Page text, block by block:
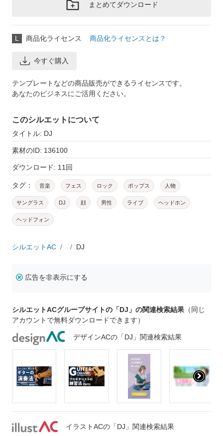
まとめてダウンロード
L 商品化ライセンス 商品化ライセンスとは？
今すぐ購入
テンプレートなどの商品販売ができるライセンスです。
あなたのビジネスにご活用ください。
このシルエットについて
タイトル: DJ
素材のID: 136100
ダウンロード: 11回
タグ： 音楽 フェス ロック ポップス 人物
サングラス DJ 顔 男性 ライブ ヘッドホン
ヘッドフォン
シルエットAC DJ
広告を非表示にする
シルエットACグループサイトの「DJ」の関連検索結果 （同じ
アカウントで無料ダウンロードできます）
デザインACの「DJ」関連検索結果
イラストACの「DJ」関連検索結果